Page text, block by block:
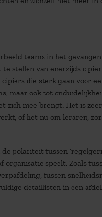
teams in het
stellen van enerzijds
die sterk gaan voor
maar ook tot
zich mee brengt. Het is
of het nu om leraren,
polariteit tussen
speelt. Zoals
tussen
detaillisten in een